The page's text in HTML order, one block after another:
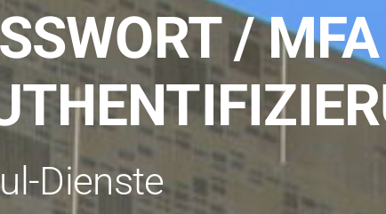
Kontakt
Medien
Stellenangebote
News
Veranstaltungen
/
Dienste